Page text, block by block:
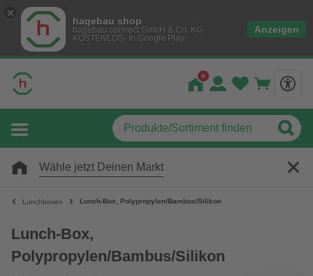
hagebau shop
hagebau connect GmbH & Co. KG
KOSTENLOS- In Google Play
Anzeigen
Wähle jetzt Deinen Markt
Lunchboxen Lunch-Box, Polypropylen/Bambus/Silikon
Lunch-Box,
Polypropylen/Bambus/Silikon